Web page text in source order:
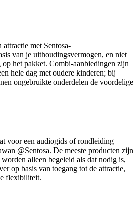
met Sentosa-
van je uithoudingsvermogen, en niet
het pakket. Combi-aanbiedingen zijn
hele dag met oudere kinderen; bij
ongebruikte onderdelen de voordelige
voor een audiogids of rondleiding
@Sentosa. De meeste producten zijn
alleen begeleid als dat nodig is,
op basis van toegang tot de attractie,
flexibiliteit.